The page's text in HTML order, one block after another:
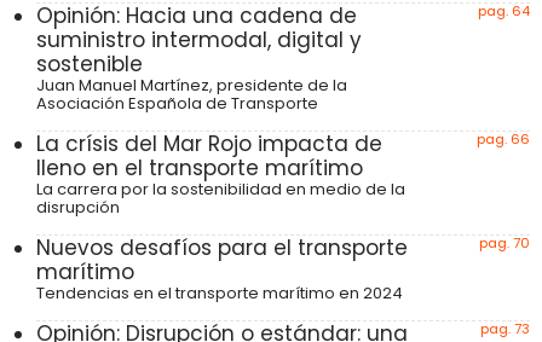
Opinión: Hacia una cadena de
suministro intermodal, digital y
sostenible
Juan Manuel Martínez, presidente de la
Asociación Española de Transporte
pag. 64
La crísis del Mar Rojo impacta de
lleno en el transporte marítimo
La carrera por la sostenibilidad en medio de la
disrupción
pag. 66
Nuevos desafíos para el transporte
marítimo
Tendencias en el transporte marítimo en 2024
pag. 70
Opinión: Disrupción o estándar: una
pag. 73